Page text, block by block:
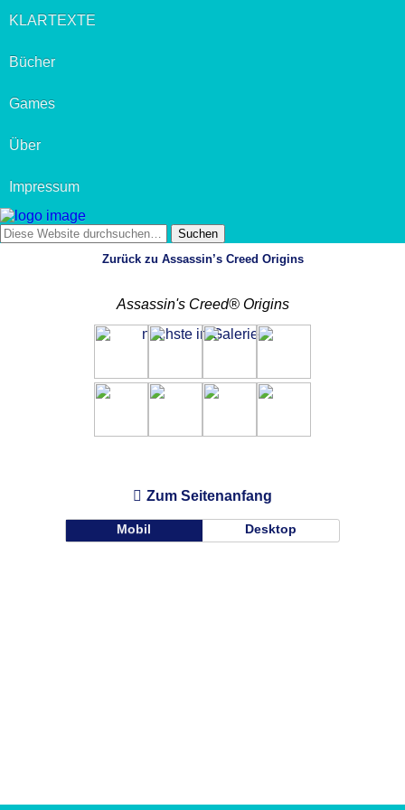
KLARTEXTE
Bücher
Games
Über
Impressum
Zurück zu Assassin’s Creed Origins
Assassin's Creed® Origins
nächste in Galerie »
Zum Seitenanfang
Mobil Desktop